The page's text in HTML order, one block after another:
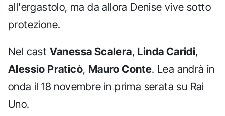
all'ergastolo, ma da allora Denise vive sotto
protezione.
Nel cast Vanessa Scalera, Linda Caridi,
Alessio Praticò, Mauro Conte. Lea andrà in
onda il 18 novembre in prima serata su Rai
Uno.